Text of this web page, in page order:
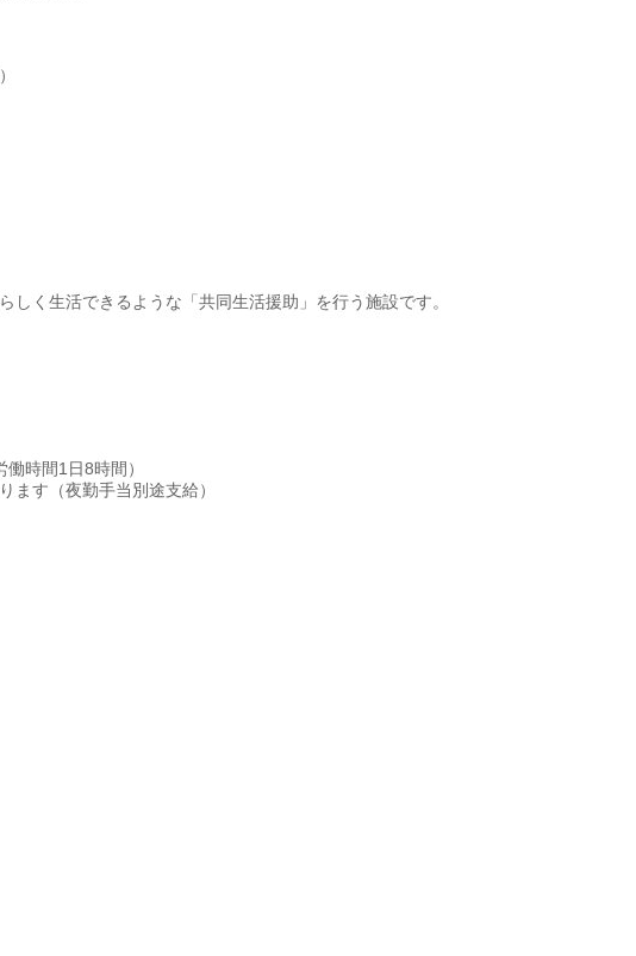
しく生活できるような「共同生活援助」を行う施設です。
時間1日8時間）
す（夜勤手当別途支給）